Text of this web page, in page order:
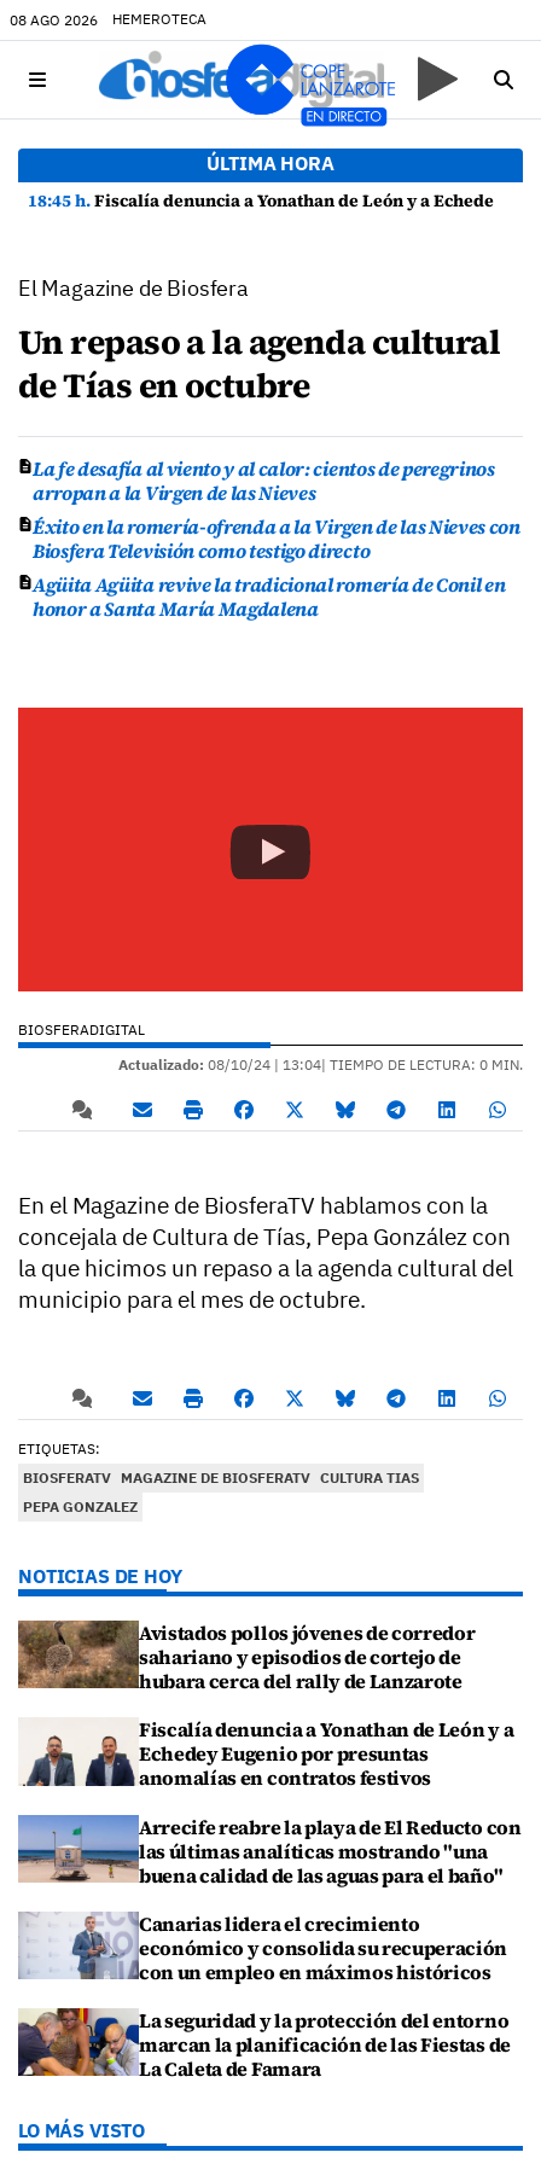
08 AGO 2026 HEMEROTECA
ÚLTIMA HORA
18:45 h.Fiscalía denuncia a Yonathan de León y a Echedey Eugenio por presuntas anomalías en contratos festivos
El Magazine de Biosfera
Un repaso a la agenda cultural
de Tías en octubre
La fe desafía al viento y al calor: cientos de peregrinos
arropan a la Virgen de las Nieves
Éxito en la romería-ofrenda a la Virgen de las Nieves con
Biosfera Televisión como testigo directo
Agüita Agüita revive la tradicional romería de Conil en
honor a Santa María Magdalena
BIOSFERADIGITAL
Actualizado: 08/10/24 | 13:04| TIEMPO DE LECTURA: 0 MIN.
En el Magazine de BiosferaTV hablamos con la
concejala de Cultura de Tías, Pepa González con
la que hicimos un repaso a la agenda cultural del
municipio para el mes de octubre.
ETIQUETAS:
BIOSFERATV MAGAZINE DE BIOSFERATV CULTURA TIAS
PEPA GONZALEZ
NOTICIAS DE HOY
Avistados pollos jóvenes de corredor
sahariano y episodios de cortejo de
hubara cerca del rally de Lanzarote
Fiscalía denuncia a Yonathan de León y a
Echedey Eugenio por presuntas
anomalías en contratos festivos
Arrecife reabre la playa de El Reducto con
las últimas analíticas mostrando "una
buena calidad de las aguas para el baño"
Canarias lidera el crecimiento
económico y consolida su recuperación
con un empleo en máximos históricos
La seguridad y la protección del entorno
marcan la planificación de las Fiestas de
La Caleta de Famara
LO MÁS VISTO